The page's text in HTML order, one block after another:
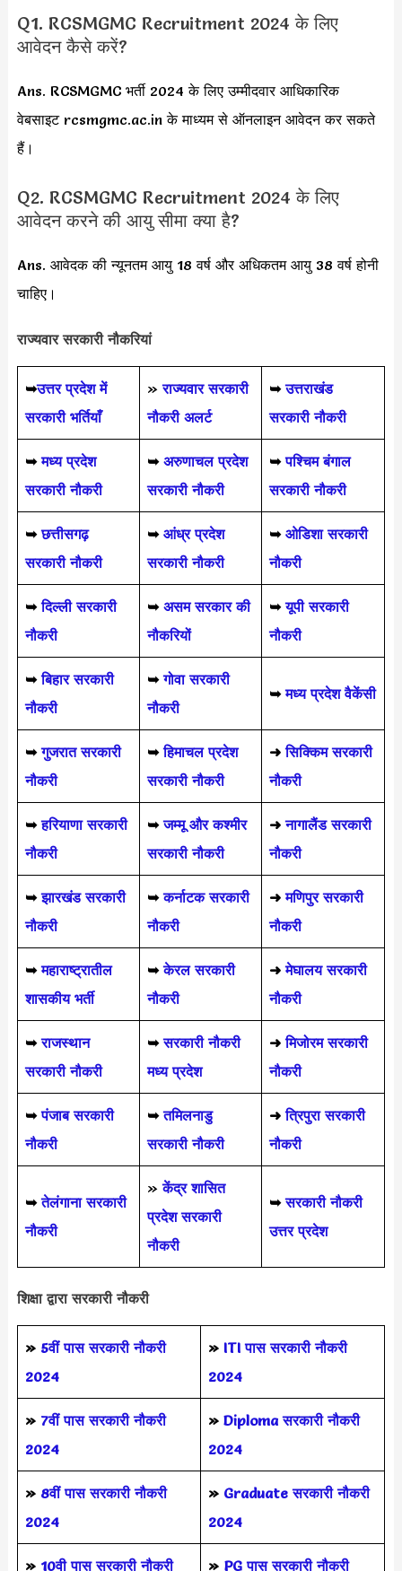
Q1. RCSMGMC Recruitment 2024 के लिए
आवेदन कैसे करें?
Ans. RCSMGMC भर्ती 2024 के लिए उम्मीदवार आधिकारिक
वेबसाइट rcsmgmc.ac.in के माध्यम से ऑनलाइन आवेदन कर सकते
हैं।
Q2. RCSMGMC Recruitment 2024 के लिए
आवेदन करने की आयु सीमा क्या है?
Ans. आवेदक की न्यूनतम आयु 18 वर्ष और अधिकतम आयु 38 वर्ष होनी
चाहिए।
राज्यवार सरकारी नौकरियां
➥उत्तर प्रदेश में
सरकारी भर्तियाँ
»राज्यवार सरकारी
नौकरी अलर्ट
➥ उत्तराखंड
सरकारी नौकरी
➥ मध्य प्रदेश
सरकारी नौकरी
➥ अरुणाचल प्रदेश
सरकारी नौकरी
➥ पश्चिम बंगाल
सरकारी नौकरी
➥ छत्तीसगढ़
सरकारी नौकरी
➥ आंध्र प्रदेश
सरकारी नौकरी
➥ ओडिशा सरकारी
नौकरी
➥ दिल्ली सरकारी
नौकरी
➥ असम सरकार की
नौकरियों
➥ यूपी सरकारी
नौकरी
➥बिहार सरकारी
नौकरी
➥गोवा सरकारी
नौकरी
➥ मध्य प्रदेश वैकेंसी
➥ गुजरात सरकारी
नौकरी
➥हिमाचल प्रदेश
सरकारी नौकरी
➜ सिक्किम सरकारी
नौकरी
➥हरियाणा सरकारी
नौकरी
➥जम्मू और कश्मीर
सरकारी नौकरी
➜ नागालैंड सरकारी
नौकरी
➥ झारखंड सरकारी
नौकरी
➥ कर्नाटक सरकारी
नौकरी
➜ मणिपुर सरकारी
नौकरी
➥ महाराष्ट्रातील
शासकीय भर्ती
➥ केरल सरकारी
नौकरी
➜ मेघालय सरकारी
नौकरी
➥ राजस्थान
सरकारी नौकरी
➥सरकारी नौकरी
मध्य प्रदेश
➜मिजोरम सरकारी
नौकरी
➥ पंजाब सरकारी
नौकरी
➥ तमिलनाडु
सरकारी नौकरी
➜ त्रिपुरा सरकारी
नौकरी
➥तेलंगाना सरकारी
नौकरी
»केंद्र शासित
प्रदेश सरकारी
नौकरी
➥ सरकारी नौकरी
उत्तर प्रदेश
शिक्षा द्वारा सरकारी नौकरी
» 5वीं पास सरकारी नौकरी
2024
» ITI पास सरकारी नौकरी
2024
» 7वीं पास सरकारी नौकरी
2024
» Diploma सरकारी नौकरी
2024
» 8वीं पास सरकारी नौकरी
2024
» Graduate सरकारी नौकरी
2024
» 10वी पास सरकारी नौकरी » PG पास सरकारी नौकरी